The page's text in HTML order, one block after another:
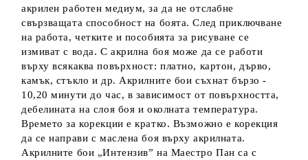
акрилен работен медиум, за да не отслабне
свързващата способност на боята. След приключване
на работа, четките и пособията за рисуване се
измиват с вода. С акрилна боя може да се работи
върху всякаква повърхност: платно, картон, дърво,
камък, стъкло и др. Акрилните бои съхнат бързо -
10,20 минути до час, в зависимост от повърхността,
дебелината на слоя боя и околната температура.
Времето за корекции е кратко. Възможно е корекция
да се направи с маслена боя върху акрилната.
Акрилните бои „Интензив” на Маестро Пан са с